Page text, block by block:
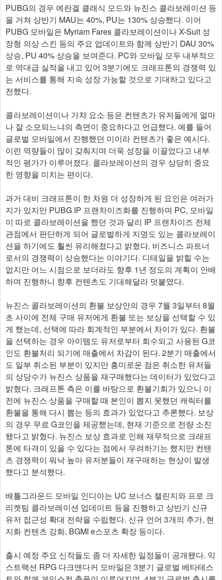
PUBG의 경우 에란겔 클래식 모드와 뉴진스 콜라보레이션 등
을 거쳐 상반기 MAU는 40%, PU는 130% 상승했다. 이어
PUBG 모바일은 Myriam Fares 콜라보레이션이나 X-Suit 성
장형 의상 스킨 등의 주요 업데이트와 함께 상반기 DAU 30%
상승, PU 40% 상승을 보여준다. PC와 모바일 모두 내부적으
로 역대급 실적을 내고 있어 3분기에도 크래프톤의 경쟁력 있
는 서비스를 통해 지속 성장 가능할 것으로 기대하고 있다고
전했다.
콜라보레이션이나 가챠 요소 등은 컨텐츠가 유저들에게 얼마
나 잘 소모되느냐의 측면이 중요하다고 언급했다. 예를 들어
글로벌 모바일에서 진행했던 미이라 컨텐츠가 좋은 예시다.
이런 역량들이 많이 갖춰지며 더욱 성장을 이끌었다고 내부
적인 평가가 이루어졌다. 콜라보레이션의 경우 상당히 중요
한 영향을 미치는 편이다.
과거 대비 크래프톤이 한 차원 더 성장하게 된 요인은 여러가
지가 있지만 PUBG IP 프랜차이즈화를 진행하며 PC, 모바일
이 따로 콜라보레이션을 했던 것과 달리 IP 프랜차이즈 전체
관점에서 판단하게 되어 글로벌하게 지명도 있는 콜라보레이
션을 하기에도 훨씬 유리해졌다고 밝혔다. 비즈니스 파트너
로서의 경쟁력이 상승했다는 이야기다. 디테일을 밝힐 수는
없지만 어느 시점으로 보더라도 향후 1년 정도의 계획이 안배
하며 진행하니 향후 컨텐츠도 기대해달라 덧붙였다.
뉴진스 콜라보레이션의 환불 보상안의 경우 7월 3일부터 8월
초 사이에 전체 구매 유저에게 환불 또는 보상을 선택할 수 있
게 했는데, 선택에 따라 회계적인 부분에서 차이가 있다. 환불
을 선택하는 경우 아이템도 유저로부터 회수되고 사용된 G코
인도 환불처리 되기에 매출에서 차감이 된다. 2분기 매출에서
도 일부 취소된 부분이 있지만 흥미로운 점은 취소한 유저들
의 상당수가 뉴진스 상품을 재구매했다는 데이터가 있었다고
밝혔다. 크래프톤 측은 이를 바탕으로 환불기회가 있으니 이
전에 뉴진스 상품을 구매할 때 본인이 뽑지 못했던 캐릭터를
환불을 통해 다시 뽑는 등의 효과가 있었다고 추론했다. 보상
의 경우 무료 G코인을 제공했는데, 현재 기준으로 전량 소진
됐다고 밝혔다. 뉴진스 보상 효과로 인해 재무적으로 크래프
톤에 타격이 있을 수 있다는 점에서 우려하기는 했지만 컨텐
츠 경쟁력이 워낙 높아 유저분들이 재구매하는 현상이 발생
했다고 분석했다.
배틀그라운드 모바일 인디아는 UC 보너스 챌린지와 프로 크
리켓팀 콜라보레이션 업데이트 등을 진행하고 상반기 신규
유저 접근성 확대 전략을 수립했다. 신규 언어 3개의 추가, 현
지화 컨텐츠 강화, BGMI e스포츠 확장 등이다.
출시 예정 주요 신작들도 좀 더 자세한 일정들이 공개됐다. 익
스트랙션 RPG 다크앤다커 모바일은 3분기 글로벌 베타테스